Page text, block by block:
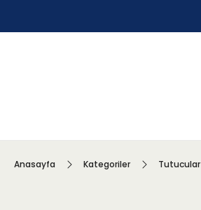
Anasayfa Kategoriler Tutucular